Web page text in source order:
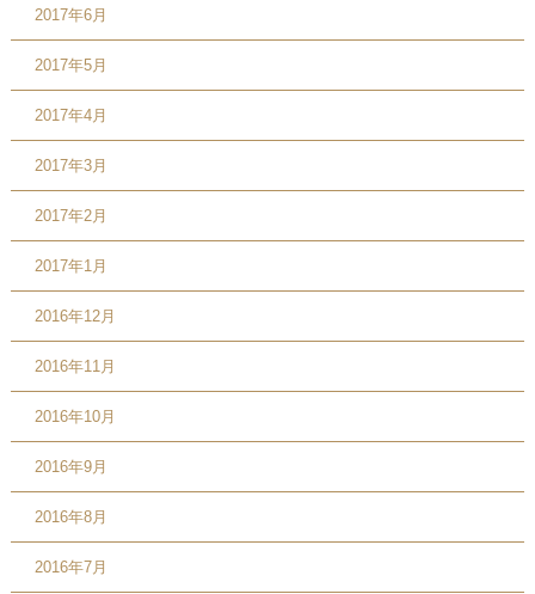
2017年6月
2017年5月
2017年4月
2017年3月
2017年2月
2017年1月
2016年12月
2016年11月
2016年10月
2016年9月
2016年8月
2016年7月